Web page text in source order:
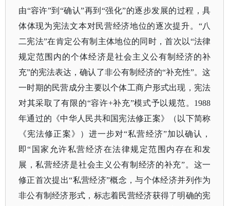
由“容许”到“确认”再到“强化”的逐步发展的过程，具
体体现为宪法文本对民营经济地位的逐次提升。“八
二宪法”在肯定公有制主体地位的同时，首次以“法律
规定范围内的个体经济是社会主义公有制经济的补
充”的宪法表达，确认了非公有制经济的“补充性”。这
一时期的民营成分主要以个体工商户形式出现，宪法
对其采取了有限的“容许+补充”模式予以规范。1988
年通过的《中华人民共和国宪法修正案》（以下简称
《宪法修正案》）进一步对“私营经济”加以确认，
即“国家允许私营经济在法律规定范围内存在和发
展，私营经济是社会主义公有制经济的补充”。这一
修正首次提出“私营经济”概念，与个体经济并列作为
非公有制经济形式，标志着民营经济获得了明确的宪